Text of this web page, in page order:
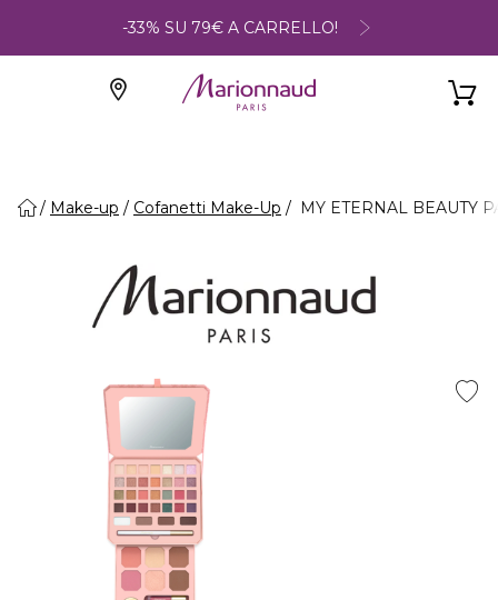
-33% SU 79€ A CARRELLO!
Make-up Cofanetti Make-Up MY ETERNAL BEAUTY